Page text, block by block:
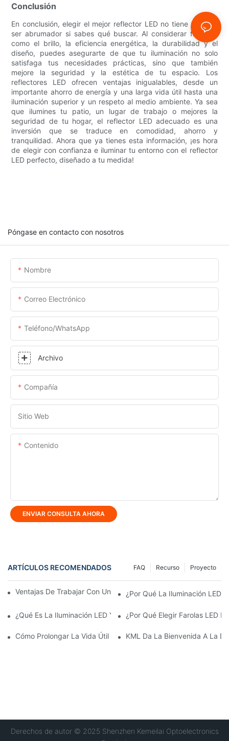
Conclusión
En conclusión, elegir el mejor reflector LED no tiene por qué
ser abrumador si sabes qué buscar. Al considerar factores
como el brillo, la eficiencia energética, la durabilidad y el
diseño, puedes asegurarte de que tu iluminación no solo
satisfaga tus necesidades prácticas, sino que también
mejore la seguridad y la estética de tu espacio. Los
reflectores LED ofrecen ventajas inigualables, desde un
importante ahorro de energía y una larga vida útil hasta una
iluminación superior y un respeto al medio ambiente. Ya sea
que ilumines tu patio, un lugar de trabajo o mejores la
seguridad de tu hogar, el reflector LED adecuado es una
inversión que se traduce en comodidad, ahorro y
tranquilidad. Ahora que ya tienes esta información, ¡es hora
de elegir con confianza e iluminar tu entorno con el reflector
LED perfecto, diseñado a tu medida!
Póngase en contacto con nosotros
Nombre
Correo Electrónico
Teléfono/WhatsApp
Archivo
Compañía
Sitio Web
Contenido
ENVIAR CONSULTA AHORA
ARTÍCULOS RECOMENDADOS Proyecto
Recurso
FAQ
Ventajas De Trabajar Con Un Fabricante De Iluminación LED.
¿Por Qué La Iluminación LED
¿Qué Es La Iluminación LED Y Cómo Funciona?¿Por Qué Elegir Farolas LED
Cómo Prolongar La Vida Útil De Su Proyector LED: Consejos
KML Da La Bienvenida A La
Derechos de autor © 2025 Shenzhen Kemeilai Optoelectronics